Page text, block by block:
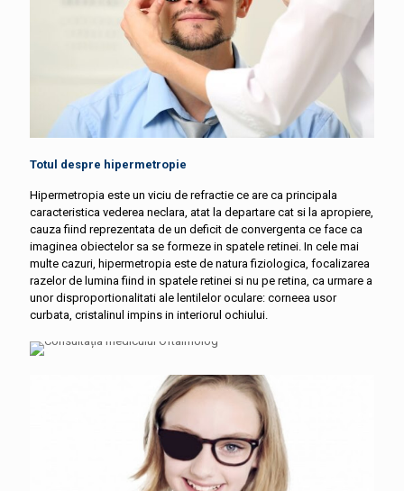
Totul despre hipermetropie
Hipermetropia este un viciu de refractie ce are ca principala
caracteristica vederea neclara, atat la departare cat si la apropiere,
cauza fiind reprezentata de un deficit de convergenta ce face ca
imaginea obiectelor sa se formeze in spatele retinei. In cele mai
multe cazuri, hipermetropia este de natura fiziologica, focalizarea
razelor de lumina fiind in spatele retinei si nu pe retina, ca urmare a
unor disproportionalitati ale lentilelor oculare: corneea usor
curbata, cristalinul impins in interiorul ochiului.